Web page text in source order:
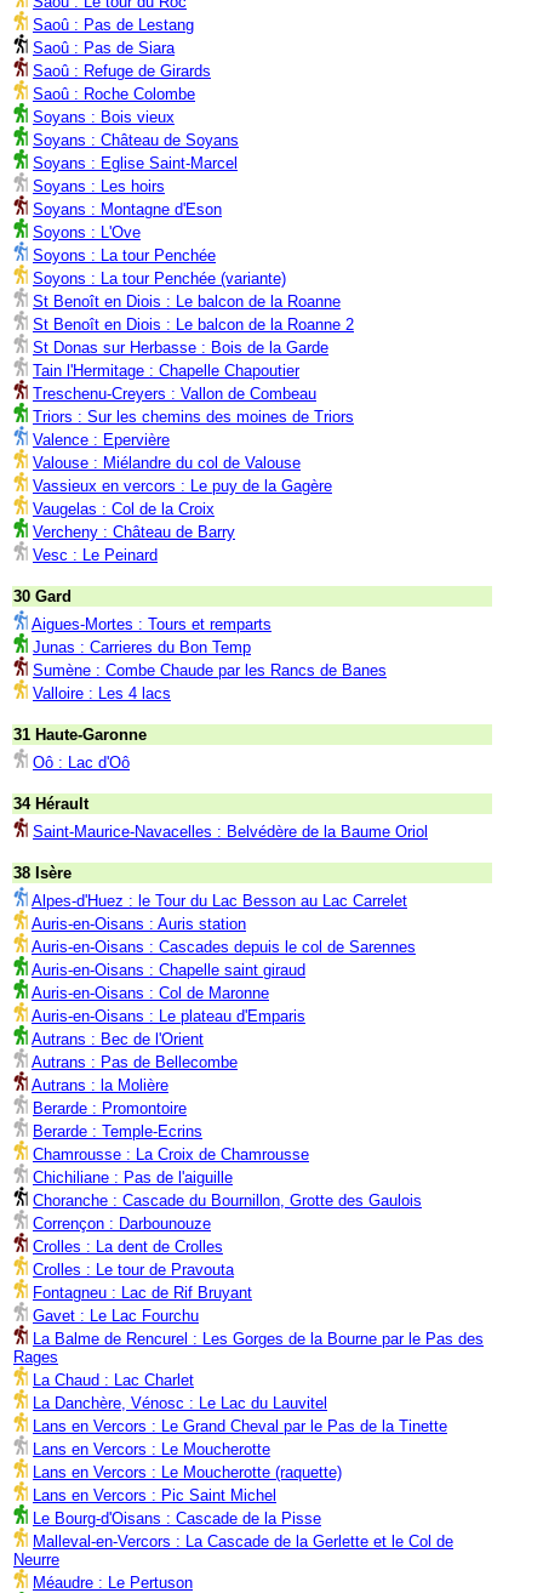
Saoû : Pas de Lestang
Saoû : Pas de Siara
Saoû : Refuge de Girards
Saoû : Roche Colombe
Soyans : Bois vieux
Soyans : Château de Soyans
Soyans : Eglise Saint-Marcel
Soyans : Les hoirs
Soyans : Montagne d'Eson
Soyons : L'Ove
Soyons : La tour Penchée
Soyons : La tour Penchée (variante)
St Benoît en Diois : Le balcon de la Roanne
St Benoît en Diois : Le balcon de la Roanne 2
St Donas sur Herbasse : Bois de la Garde
Tain l'Hermitage : Chapelle Chapoutier
Treschenu-Creyers : Vallon de Combeau
Triors : Sur les chemins des moines de Triors
Valence : Epervière
Valouse : Miélandre du col de Valouse
Vassieux en vercors : Le puy de la Gagère
Vaugelas : Col de la Croix
Vercheny : Château de Barry
Vesc : Le Peinard
30 Gard
Aigues-Mortes : Tours et remparts
Junas : Carrieres du Bon Temp
Sumène : Combe Chaude par les Rancs de Banes
Valloire : Les 4 lacs
31 Haute-Garonne
Oô : Lac d'Oô
34 Hérault
Saint-Maurice-Navacelles : Belvédère de la Baume Oriol
38 Isère
Alpes-d'Huez : le Tour du Lac Besson au Lac Carrelet
Auris-en-Oisans : Auris station
Auris-en-Oisans : Cascades depuis le col de Sarennes
Auris-en-Oisans : Chapelle saint giraud
Auris-en-Oisans : Col de Maronne
Auris-en-Oisans : Le plateau d'Emparis
Autrans : Bec de l'Orient
Autrans : Pas de Bellecombe
Autrans : la Molière
Berarde : Promontoire
Berarde : Temple-Ecrins
Chamrousse : La Croix de Chamrousse
Chichiliane : Pas de l'aiguille
Choranche : Cascade du Bournillon, Grotte des Gaulois
Corrençon : Darbounouze
Crolles : La dent de Crolles
Crolles : Le tour de Pravouta
Fontagneu : Lac de Rif Bruyant
Gavet : Le Lac Fourchu
La Balme de Rencurel : Les Gorges de la Bourne par le Pas des
Rages
La Chaud : Lac Charlet
La Danchère, Vénosc : Le Lac du Lauvitel
Lans en Vercors : Le Grand Cheval par le Pas de la Tinette
Lans en Vercors : Le Moucherotte
Lans en Vercors : Le Moucherotte (raquette)
Lans en Vercors : Pic Saint Michel
Le Bourg-d'Oisans : Cascade de la Pisse
Malleval-en-Vercors : La Cascade de la Gerlette et le Col de
Neurre
Méaudre : Le Pertuson